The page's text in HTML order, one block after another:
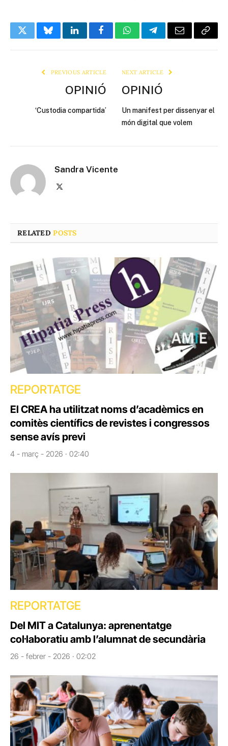
TwitterBlueskyLinkedInFacebookWhatsAppTelegramEmail Copy
PREVIOUS ARTICLE
OPINIÓ
‘Custodia compartida’
NEXT ARTICLE
OPINIÓ
Un manifest per dissenyar el
món digital que volem
Sandra Vicente
RELATEDPOSTS
REPORTATGE
El CREA ha utilitzat noms d’acadèmics en
comitès científics de revistes i congressos
sense avís previ
4 - març - 2026 · 02:40
REPORTATGE
Del MIT a Catalunya: aprenentatge
col·laboratiu amb l’alumnat de secundària
26 - febrer - 2026 · 02:02